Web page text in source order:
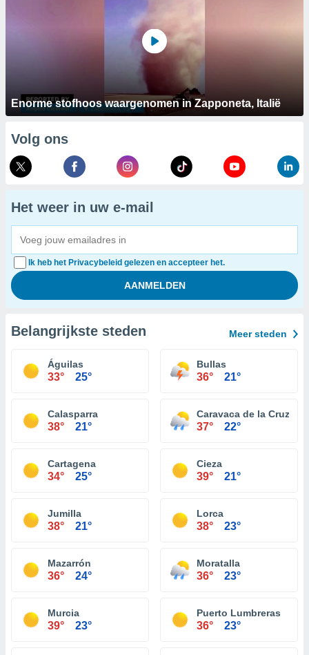
Enorme stofhoos waargenomen in Zapponeta, Italië
Volg ons
Het weer in uw e-mail
Ik heb het Privacybeleid gelezen en accepteer het.
Belangrijkste steden Meer steden
Águilas
33° 25°
Bullas
36° 21°
Calasparra
38° 21°
Caravaca de la Cruz
37° 22°
Cartagena
34° 25°
Cieza
39° 21°
Jumilla
38° 21°
Lorca
38° 23°
Mazarrón
36° 24°
Moratalla
36° 23°
Murcia
39° 23°
Puerto Lumbreras
36° 23°